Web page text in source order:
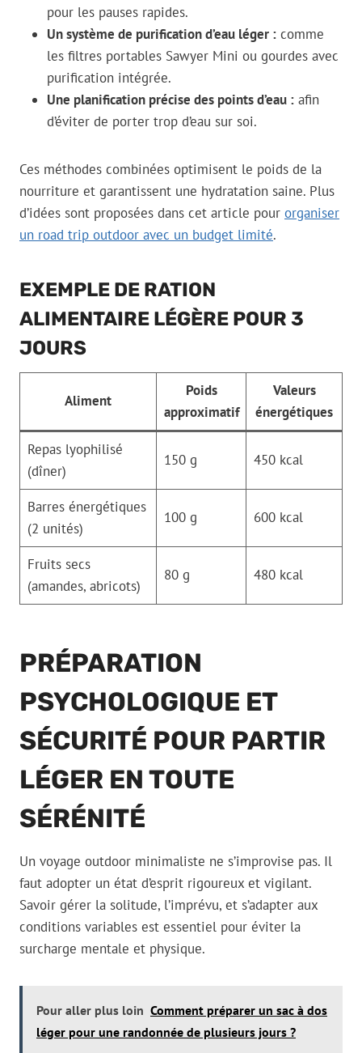
pour les pauses rapides.
Un système de purification d’eau léger : comme
les filtres portables Sawyer Mini ou gourdes avec
purification intégrée.
Une planification précise des points d’eau : afin
d’éviter de porter trop d’eau sur soi.
Ces méthodes combinées optimisent le poids de la
nourriture et garantissent une hydratation saine. Plus
d’idées sont proposées dans cet article pour organiser
un road trip outdoor avec un budget limité.
EXEMPLE DE RATION
ALIMENTAIRE LÉGÈRE POUR 3
JOURS
Aliment
Poids
approximatif
Valeurs
énergétiques
Repas lyophilisé
(dîner)
150 g 450 kcal
Barres énergétiques
(2 unités)
100 g 600 kcal
Fruits secs
(amandes, abricots)
80 g 480 kcal
PRÉPARATION
PSYCHOLOGIQUE ET
SÉCURITÉ POUR PARTIR
LÉGER EN TOUTE
SÉRÉNITÉ
Un voyage outdoor minimaliste ne s’improvise pas. Il
faut adopter un état d’esprit rigoureux et vigilant.
Savoir gérer la solitude, l’imprévu, et s’adapter aux
conditions variables est essentiel pour éviter la
surcharge mentale et physique.
Pour aller plus loin Comment préparer un sac à dos
léger pour une randonnée de plusieurs jours ?